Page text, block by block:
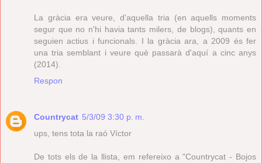
La gràcia era veure, d'aquella tria (en aquells moments
segur que no n'hi havia tants milers, de blogs), quants en
seguien actius i funcionals. I la gràcia ara, a 2009 és fer
una tria semblant i veure què passarà d'aquí a cinc anys
(2014).
Respon
Countrycat 5/3/09 3:30 p. m.
ups, tens tota la raó Víctor
De tots els de la llista, em refereixo a "Countrycat - Bojos